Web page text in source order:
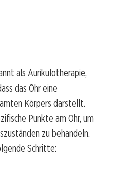
als Aurikulotherapie,
das Ohr eine
Körpers darstellt.
Punkte am Ohr, um
zu behandeln.
Schritte: